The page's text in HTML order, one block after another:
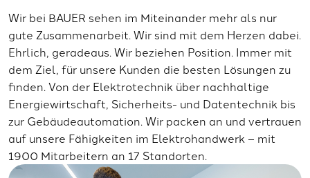
Wir bei BAUER sehen im Miteinander mehr als nur
gute Zusammenarbeit. Wir sind mit dem Herzen dabei.
Ehrlich, geradeaus. Wir beziehen Position. Immer mit
dem Ziel, für unsere Kunden die besten Lösungen zu
finden. Von der Elektrotechnik über nachhaltige
Energiewirtschaft, Sicherheits- und Datentechnik bis
zur Gebäudeautomation. Wir packen an und vertrauen
auf unsere Fähigkeiten im Elektrohandwerk – mit
1900 Mitarbeitern an 17 Standorten.